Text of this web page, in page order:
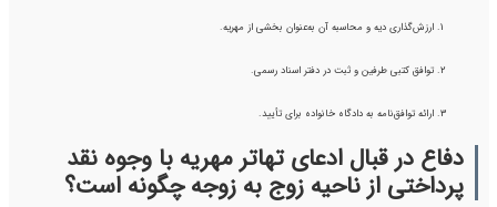
ارزش‌گذاری دیه و محاسبه آن به‌عنوان بخشی از مهریه.
توافق کتبی طرفین و ثبت در دفتر اسناد رسمی.
ارائه توافق‌نامه به دادگاه خانواده برای تأیید.
دفاع در قبال ادعای تهاتر مهریه با وجوه نقد
پرداختی از ناحیه زوج به زوجه چگونه است؟